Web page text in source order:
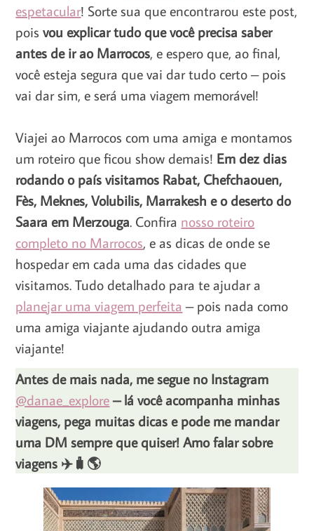
espetacular! Sorte sua que encontrarou este post,
pois vou explicar tudo que você precisa saber
antes de ir ao Marrocos, e espero que, ao final,
você esteja segura que vai dar tudo certo – pois
vai dar sim, e será uma viagem memorável!
Viajei ao Marrocos com uma amiga e montamos
um roteiro que ficou show demais! Em dez dias
rodando o país visitamos Rabat, Chefchaouen,
Fès, Meknes, Volubilis, Marrakesh e o deserto do
Saara em Merzouga. Confira nosso roteiro
completo no Marrocos, e as dicas de onde se
hospedar em cada uma das cidades que
visitamos. Tudo detalhado para te ajudar a
planejar uma viagem perfeita – pois nada como
uma amiga viajante ajudando outra amiga
viajante!
Antes de mais nada, me segue no Instagram
@danae_explore– lá você acompanha minhas
viagens, pega muitas dicas e pode me mandar
uma DM sempre que quiser! Amo falar sobre
viagens ✈️🧳🌎